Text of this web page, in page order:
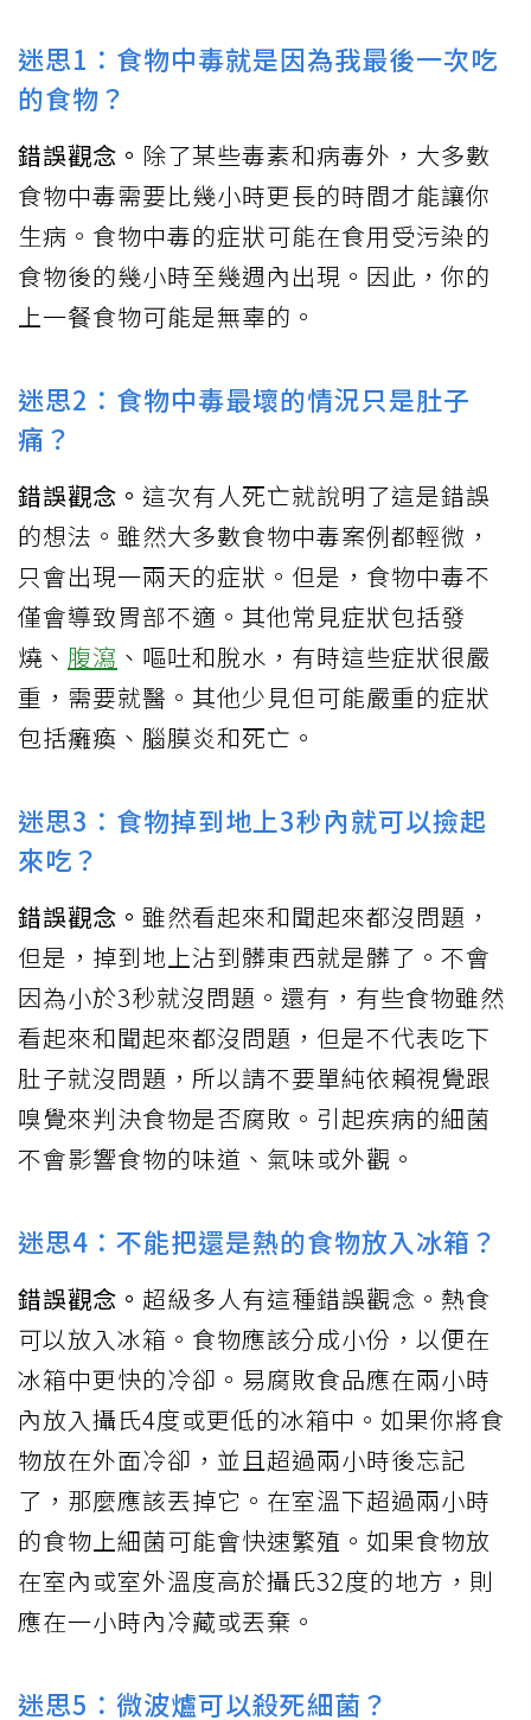
迷思1：食物中毒就是因為我最後一次吃
的食物？
錯誤觀念。 除了某些毒素和病毒外，大多數
食物中毒需要比幾小時更長的時間才能讓你
生病。食物中毒的症狀可能在食用受污染的
食物後的幾小時至幾週內出現。因此，你的
上一餐食物可能是無辜的。
迷思2：食物中毒最壞的情況只是肚子
痛？
錯誤觀念。 這次有人死亡就說明了這是錯誤
的想法。雖然大多數食物中毒案例都輕微，
只會出現一兩天的症狀。但是，食物中毒不
僅會導致胃部不適。其他常見症狀包括發
燒、 腹瀉 、嘔吐和脫水，有時這些症狀很嚴
重，需要就醫。其他少見但可能嚴重的症狀
包括癱瘓、腦膜炎和死亡。
迷思3：食物掉到地上3秒內就可以撿起
來吃？
錯誤觀念。 雖然看起來和聞起來都沒問題，
但是，掉到地上沾到髒東西就是髒了。不會
因為小於3秒就沒問題。還有，有些食物雖然
看起來和聞起來都沒問題，但是不代表吃下
肚子就沒問題，所以請不要單純依賴視覺跟
嗅覺來判決食物是否腐敗。引起疾病的細菌
不會影響食物的味道、氣味或外觀。
迷思4：不能把還是熱的食物放入冰箱？
錯誤觀念。 超級多人有這種錯誤觀念。熱食
可以放入冰箱。食物應該分成小份，以便在
冰箱中更快的冷卻。易腐敗食品應在兩小時
內放入攝氏4度或更低的冰箱中。如果你將食
物放在外面冷卻，並且超過兩小時後忘記
了，那麼應該丟掉它。在室溫下超過兩小時
的食物上細菌可能會快速繁殖。如果食物放
在室內或室外溫度高於攝氏32度的地方，則
應在一小時內冷藏或丟棄。
迷思5：微波爐可以殺死細菌？